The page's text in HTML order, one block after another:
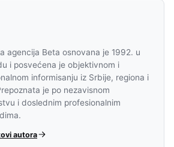
agencija Beta osnovana je 1992. u
i posvećena je objektivnom i
informisanju iz Srbije, regiona i
je po nezavisnom
i doslednim profesionalnim
autora